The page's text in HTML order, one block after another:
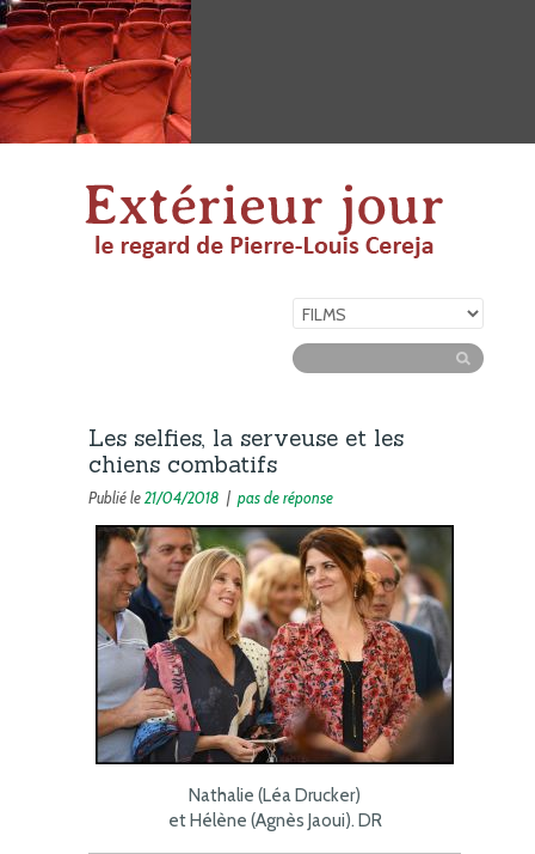
Les selfies, la serveuse et les
chiens combatifs
Publié le21/04/2018 | pas de réponse
Nathalie (Léa Drucker)
et Hélène (Agnès Jaoui). DR